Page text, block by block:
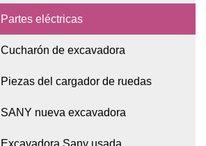
Partes eléctricas
Cucharón de excavadora
Piezas del cargador de ruedas
SANY nueva excavadora